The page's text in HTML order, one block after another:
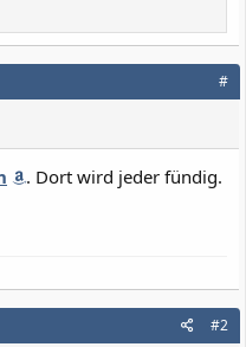
#
. Dort wird jeder fündig.
#2